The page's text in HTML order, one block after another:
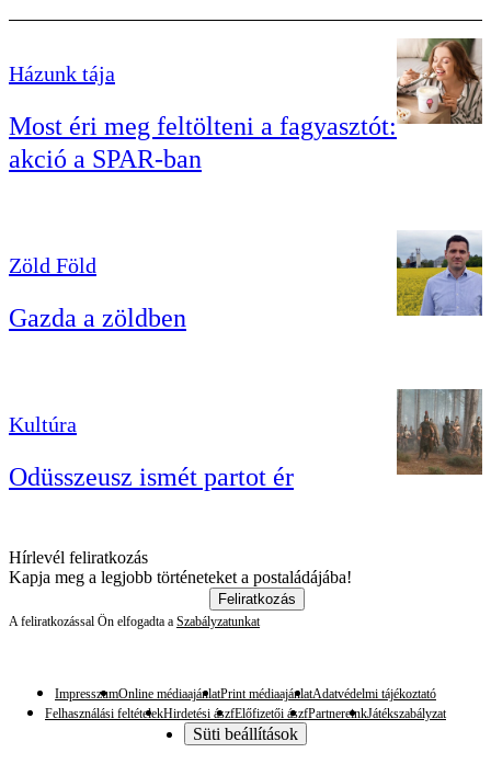
Házunk tája
Most éri meg feltölteni a fagyasztót:
akció a SPAR-ban
Zöld Föld
Gazda a zöldben
Kultúra
Odüsszeusz ismét partot ér
Hírlevél feliratkozás
Kapja meg a legjobb történeteket a postaládájába!
Feliratkozás
A feliratkozással Ön elfogadta a Szabályzatunkat
ImpresszumOnline médiaajánlatPrint médiaajánlatAdatvédelmi tájékoztató
Felhasználási feltételekHirdetési ászfElőfizetői ászfPartnereinkJátékszabályzat
Süti beállítások